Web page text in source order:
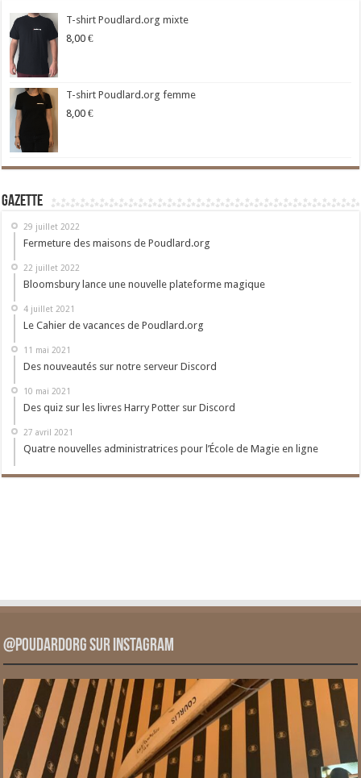
T-shirt Poudlard.org mixte
8,00 €
T-shirt Poudlard.org femme
8,00 €
Gazette
29 juillet 2022
Fermeture des maisons de Poudlard.org
22 juillet 2022
Bloomsbury lance une nouvelle plateforme magique
4 juillet 2021
Le Cahier de vacances de Poudlard.org
11 mai 2021
Des nouveautés sur notre serveur Discord
10 mai 2021
Des quiz sur les livres Harry Potter sur Discord
27 avril 2021
Quatre nouvelles administratrices pour l’École de Magie en ligne
@PoudardOrg sur Instagram